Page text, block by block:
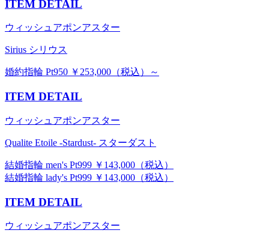
ITEM DETAIL
ウィッシュアポンアスター
Sirius シリウス
婚約指輪 Pt950 ￥253,000（税込）～
ITEM DETAIL
ウィッシュアポンアスター
Qualite Etoile -Stardust- スターダスト
結婚指輪 men's Pt999 ￥143,000（税込）
結婚指輪 lady's Pt999 ￥143,000（税込）
ITEM DETAIL
ウィッシュアポンアスター